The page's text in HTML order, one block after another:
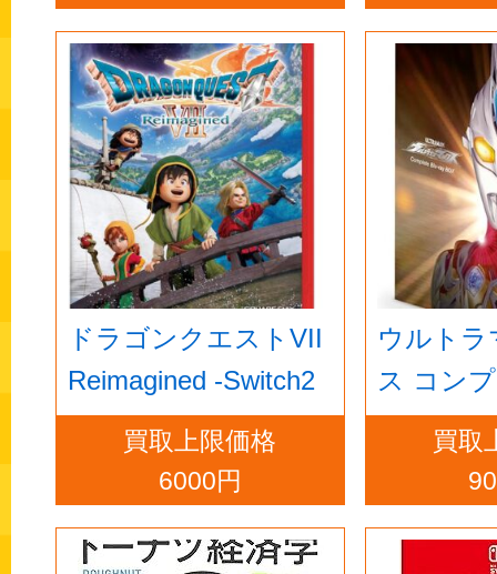
ドラゴンクエストVII
Reimagined -Switch2
買取上限価格
6000円
ウルトラ
ス コン
ルーレイ
買取